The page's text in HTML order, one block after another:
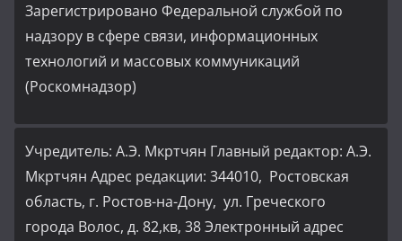
Зарегистрировано Федеральной службой по
надзору в сфере связи, информационных
технологий и массовых коммуникаций
(Роскомнадзор)
Учредитель: А.Э. Мкртчян Главный редактор: А.Э.
Мкртчян Адрес редакции: 344010, Ростовская
область, г. Ростов-на-Дону, ул. Греческого
города Волос, д. 82,кв, 38 Электронный адрес